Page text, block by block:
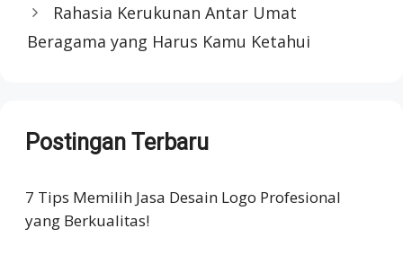
Rahasia Kerukunan Antar Umat
Beragama yang Harus Kamu Ketahui
Postingan Terbaru
7 Tips Memilih Jasa Desain Logo Profesional
yang Berkualitas!